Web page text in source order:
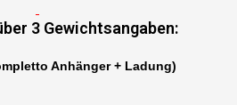
3 Gewichtsangaben:
Anhänger + Ladung)